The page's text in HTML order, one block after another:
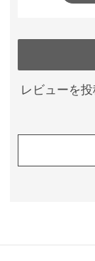
レビューを